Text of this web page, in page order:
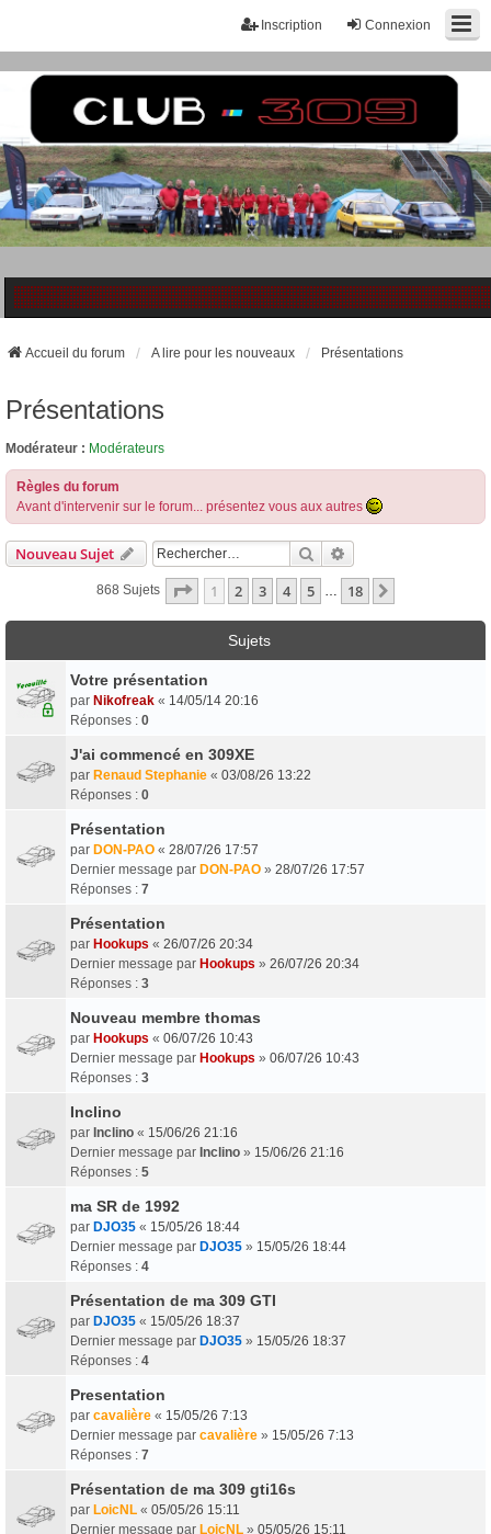
Connexion
Inscription
Accueil du forum A lire pour les nouveaux Présentations
Présentations
Modérateur : Modérateurs
Règles du forum
Avant d'intervenir sur le forum... présentez vous aux autres
Nouveau Sujet Rechercher
868 Sujets Page 1Sur
1 2 3 4 5 … 18
Sujets
Votre présentation
par Nikofreak « 14/05/14 20:16
Réponses : 0
J'ai commencé en 309XE
par Renaud Stephanie « 03/08/26 13:22
Réponses : 0
Présentation
par DON-PAO « 28/07/26 17:57
Dernier message par DON-PAO » 28/07/26 17:57
Réponses : 7
Présentation
par Hookups « 26/07/26 20:34
Dernier message par Hookups » 26/07/26 20:34
Réponses : 3
Nouveau membre thomas
par Hookups « 06/07/26 10:43
Dernier message par Hookups » 06/07/26 10:43
Réponses : 3
Inclino
par Inclino « 15/06/26 21:16
Dernier message par Inclino » 15/06/26 21:16
Réponses : 5
ma SR de 1992
par DJO35 « 15/05/26 18:44
Dernier message par DJO35 » 15/05/26 18:44
Réponses : 4
Présentation de ma 309 GTI
par DJO35 « 15/05/26 18:37
Dernier message par DJO35 » 15/05/26 18:37
Réponses : 4
Presentation
par cavalière « 15/05/26 7:13
Dernier message par cavalière » 15/05/26 7:13
Réponses : 7
Présentation de ma 309 gti16s
par LoicNL « 05/05/26 15:11
Dernier message par LoicNL » 05/05/26 15:11